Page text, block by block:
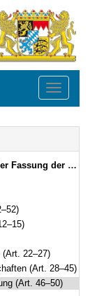
Toggle
2009 S. 6) BayRS 793-1-L (Art. 1–69)
22–27)
(Art. 28–45)
(Art. 46–50)